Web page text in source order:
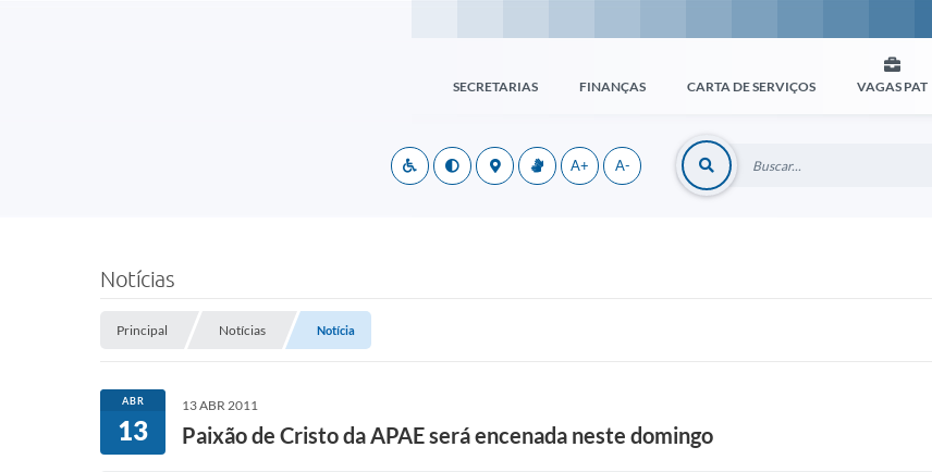
SECRETARIAS FINANÇAS CARTA DE SERVIÇOS VAGAS PAT
A+ A-
Notícias
Principal Notícias Notícia
ABR
13
13 ABR 2011
Paixão de Cristo da APAE será encenada neste domingo